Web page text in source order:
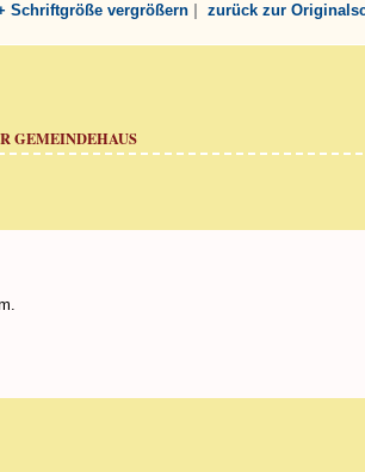
Schriftgröße vergrößern | zurück zur
GEMEINDEHAUS